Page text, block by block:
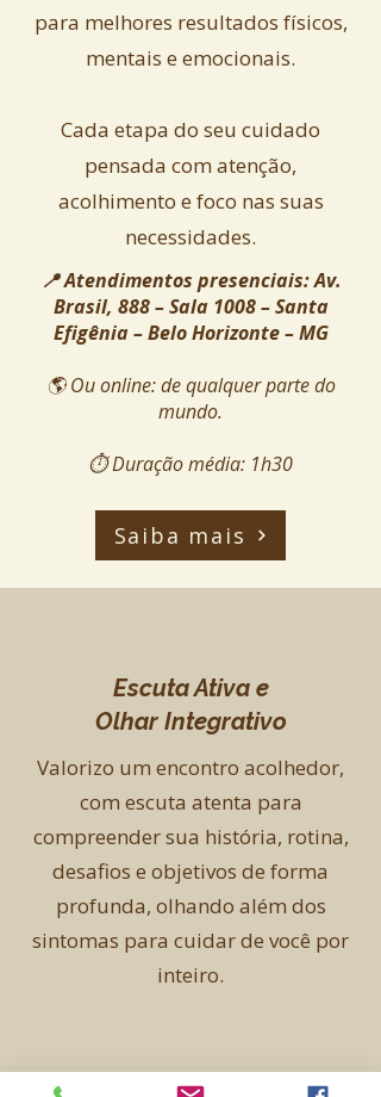
para melhores resultados físicos,
mentais e emocionais.
Cada etapa do seu cuidado
pensada com atenção,
acolhimento e foco nas suas
necessidades.
📍 Atendimentos presenciais: Av.
Brasil, 888 – Sala 1008 – Santa
Efigênia – Belo Horizonte – MG
🌎 Ou online: de qualquer parte do
mundo.
⏱️ Duração média: 1h30
Saiba mais
Escuta Ativa e
Olhar Integrativo
Valorizo um encontro acolhedor,
com escuta atenta para
compreender sua história, rotina,
desafios e objetivos de forma
profunda, olhando além dos
sintomas para cuidar de você por
inteiro.